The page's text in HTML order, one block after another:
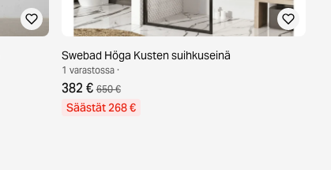
Swebad Höga Kusten suihkuseinä
1 varastossa ·
382 € 650 €
Säästät 268 €